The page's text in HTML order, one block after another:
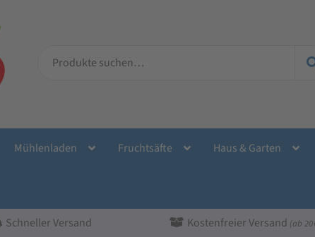
nach:
Mühlenladen Fruchtsäfte Haus & Garten
Schneller Versand Kostenfreier Versand (ab 20